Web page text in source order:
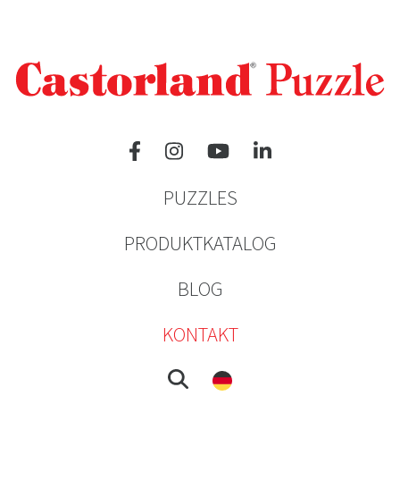
PUZZLES
PRODUKTKATALOG
BLOG
KONTAKT